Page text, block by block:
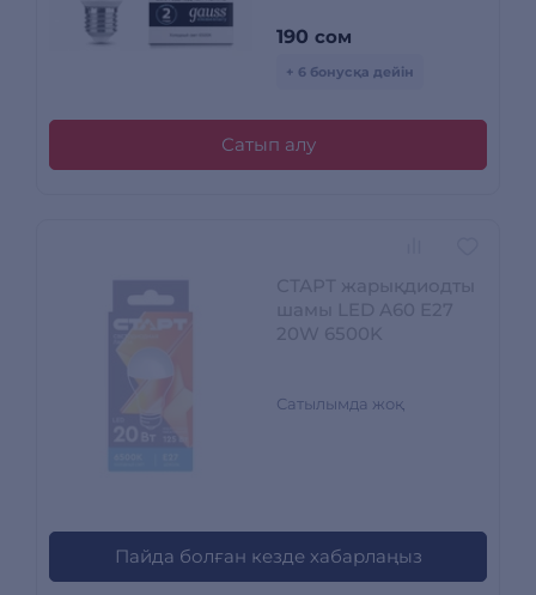
190 сом
+ 6 бонусқа дейін
Сатып алу
Сатылымда жоқ
Пайда болған кезде хабарлаңыз